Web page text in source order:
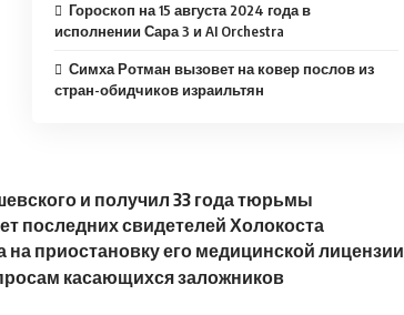
Гороскоп на 15 августа 2024 года в
исполнении Сара 3 и AI Orchestra
Симха Ротман вызовет на ковер послов из
стран-обидчиков израильтян
и получил 33 года тюрьмы
последних свидетелей Холокоста
приостановку его медицинской лицензии
касающихся заложников